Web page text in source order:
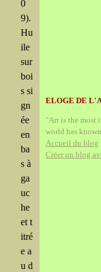
0
9).
Hu
ile
sur
boi
s si
gn
ée
en
ba
s à
ga
uc
he
et t
itré
e a
u d
ELOGE DE
"Art is the most
world has
Accueil du blog
Créer un blog